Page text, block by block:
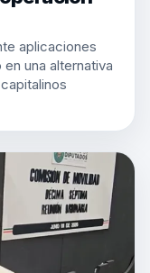
aplicaciones
una alternativa